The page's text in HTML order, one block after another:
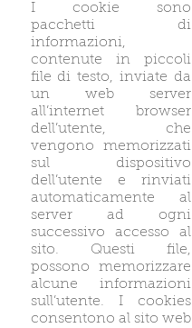
I cookie sono
pacchetti di
informazioni,
contenute in piccoli
file di testo, inviate da
un web server
all’internet browser
dell’utente, che
vengono memorizzati
sul dispositivo
dell’utente e rinviati
automaticamente al
server ad ogni
successivo accesso al
sito. Questi file,
possono memorizzare
alcune informazioni
sull’utente. I cookies
consentono al sito web